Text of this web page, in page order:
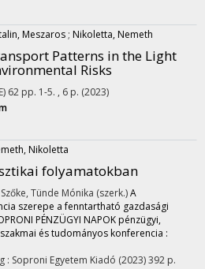
Meszaros ; Nikoletta, Nemeth
Patterns in the Light
Risks
62 pp. 1-5. , 6 p. (2023)
Nikoletta
folyamatokban
Tünde Mónika (szerk.)A
szerepe a fenntartható gazdasági
PÉNZÜGYI NAPOK pénzügyi,
és tudományos konferencia :
: Soproni Egyetem Kiadó (2023)392 p.